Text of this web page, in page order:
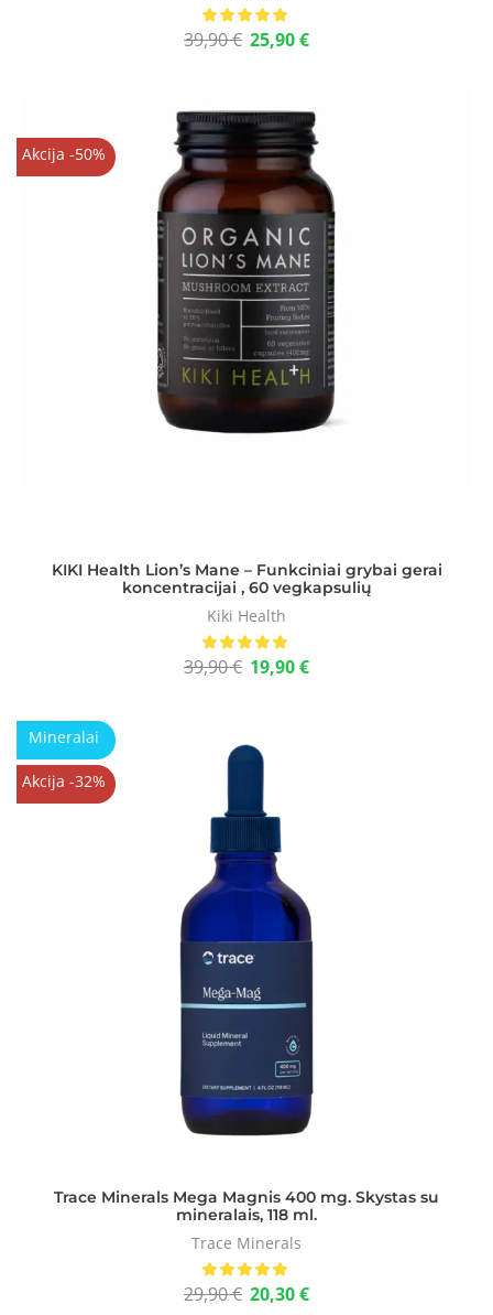
39,90€ 25,90€
Akcija -50%
KIKI Health Lion’s Mane – Funkciniai grybai gerai
koncentracijai , 60 vegkapsulių
Kiki Health
39,90€ 19,90€
Mineralai
Akcija -32%
Trace Minerals Mega Magnis 400 mg. Skystas su
mineralais, 118 ml.
Trace Minerals
29,90€ 20,30€